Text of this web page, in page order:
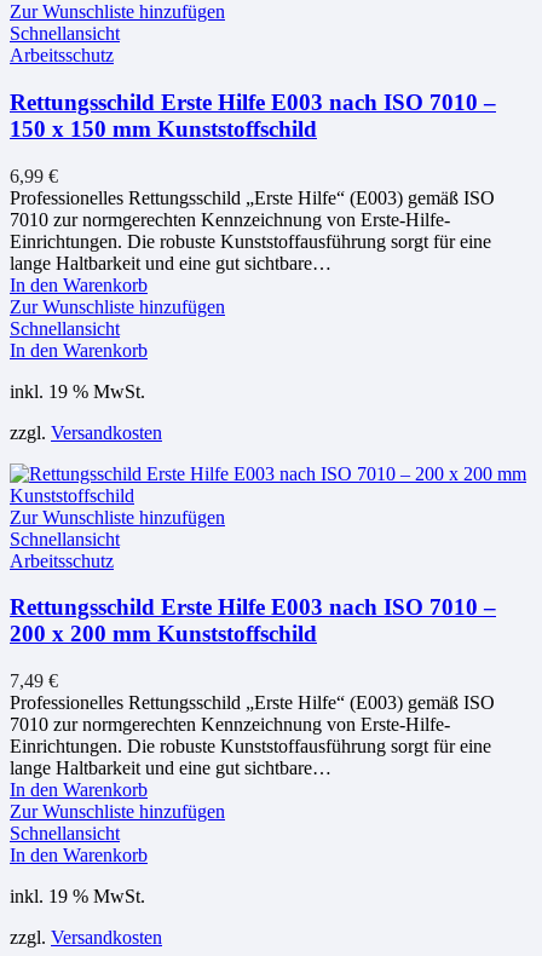
Zur Wunschliste hinzufügen
Schnellansicht
Arbeitsschutz
Rettungsschild Erste Hilfe E003 nach ISO 7010 –
150 x 150 mm Kunststoffschild
6,99 €
Professionelles Rettungsschild „Erste Hilfe“ (E003) gemäß ISO
7010 zur normgerechten Kennzeichnung von Erste-Hilfe-
Einrichtungen. Die robuste Kunststoffausführung sorgt für eine
lange Haltbarkeit und eine gut sichtbare…
In den Warenkorb
Zur Wunschliste hinzufügen
Schnellansicht
In den Warenkorb
inkl. 19 % MwSt.
zzgl. Versandkosten
Zur Wunschliste hinzufügen
Schnellansicht
Arbeitsschutz
Rettungsschild Erste Hilfe E003 nach ISO 7010 –
200 x 200 mm Kunststoffschild
7,49 €
Professionelles Rettungsschild „Erste Hilfe“ (E003) gemäß ISO
7010 zur normgerechten Kennzeichnung von Erste-Hilfe-
Einrichtungen. Die robuste Kunststoffausführung sorgt für eine
lange Haltbarkeit und eine gut sichtbare…
In den Warenkorb
Zur Wunschliste hinzufügen
Schnellansicht
In den Warenkorb
inkl. 19 % MwSt.
zzgl. Versandkosten